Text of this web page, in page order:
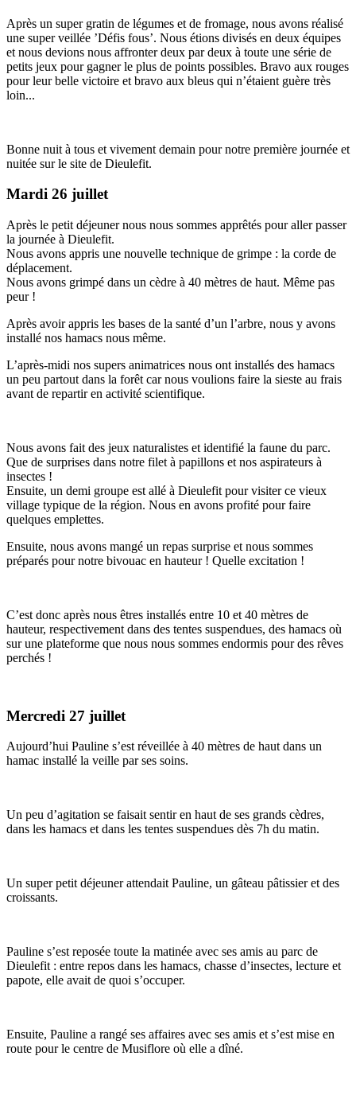
Après un super gratin de légumes et de fromage, nous avons réalisé
une super veillée ’Défis fous’. Nous étions divisés en deux équipes
et nous devions nous affronter deux par deux à toute une série de
petits jeux pour gagner le plus de points possibles. Bravo aux rouges
pour leur belle victoire et bravo aux bleus qui n’étaient guère très
loin...
Bonne nuit à tous et vivement demain pour notre première journée et
nuitée sur le site de Dieulefit.
Mardi 26 juillet
Après le petit déjeuner nous nous sommes apprêtés pour aller passer
la journée à Dieulefit.
Nous avons appris une nouvelle technique de grimpe : la corde de
déplacement.
Nous avons grimpé dans un cèdre à 40 mètres de haut. Même pas
peur !
Après avoir appris les bases de la santé d’un l’arbre, nous y avons
installé nos hamacs nous même.
L’après-midi nos supers animatrices nous ont installés des hamacs
un peu partout dans la forêt car nous voulions faire la sieste au frais
avant de repartir en activité scientifique.
Nous avons fait des jeux naturalistes et identifié la faune du parc.
Que de surprises dans notre filet à papillons et nos aspirateurs à
insectes !
Ensuite, un demi groupe est allé à Dieulefit pour visiter ce vieux
village typique de la région. Nous en avons profité pour faire
quelques emplettes.
Ensuite, nous avons mangé un repas surprise et nous sommes
préparés pour notre bivouac en hauteur ! Quelle excitation !
C’est donc après nous êtres installés entre 10 et 40 mètres de
hauteur, respectivement dans des tentes suspendues, des hamacs où
sur une plateforme que nous nous sommes endormis pour des rêves
perchés !
Mercredi 27 juillet
Aujourd’hui Pauline s’est réveillée à 40 mètres de haut dans un
hamac installé la veille par ses soins.
Un peu d’agitation se faisait sentir en haut de ses grands cèdres,
dans les hamacs et dans les tentes suspendues dès 7h du matin.
Un super petit déjeuner attendait Pauline, un gâteau pâtissier et des
croissants.
Pauline s’est reposée toute la matinée avec ses amis au parc de
Dieulefit : entre repos dans les hamacs, chasse d’insectes, lecture et
papote, elle avait de quoi s’occuper.
Ensuite, Pauline a rangé ses affaires avec ses amis et s’est mise en
route pour le centre de Musiflore où elle a dîné.